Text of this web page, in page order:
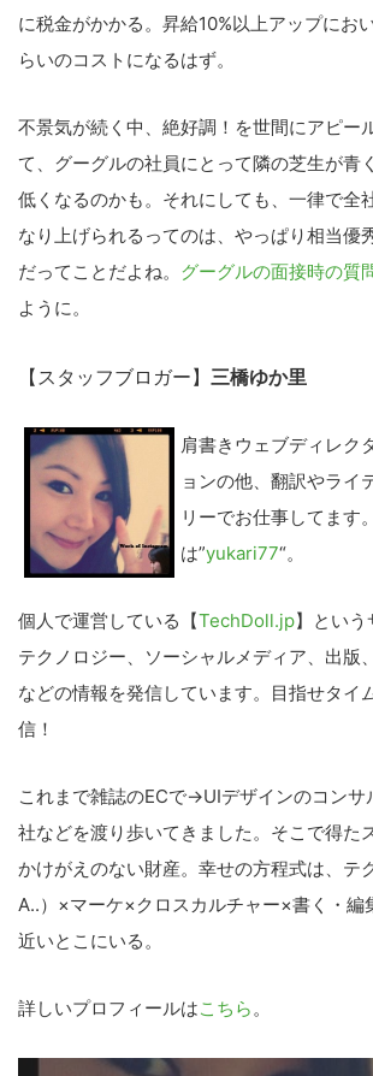
に税金がかかる。昇給10%以上アップにお
らいのコストになるはず。
不景気が続く中、絶好調！を世間にアピー
て、グーグルの社員にとって隣の芝生が青
低くなるのかも。それにしても、一律で全
なり上げられるってのは、やっぱり相当優
だってことだよね。 グーグルの面接時の質
ように。
【スタッフブロガー】 三橋ゆか里
肩書きウェブディレク
ョンの他、翻訳やライ
リーでお仕事してます
は”yukari77“。
個人で運営している【TechDoll.jp】とい
テクノロジー、ソーシャルメディア、出版
などの情報を発信しています。目指せタイ
信！
これまで雑誌のECで→UIデザインのコン
社などを渡り歩いてきました。そこで得た
かけがえのない財産。幸せの方程式は、テ
A..）×マーケ×クロスカルチャー×書く・編
近いとこにいる。
詳しいプロフィールはこちら。
こ
の
サ
イ
索
す
る